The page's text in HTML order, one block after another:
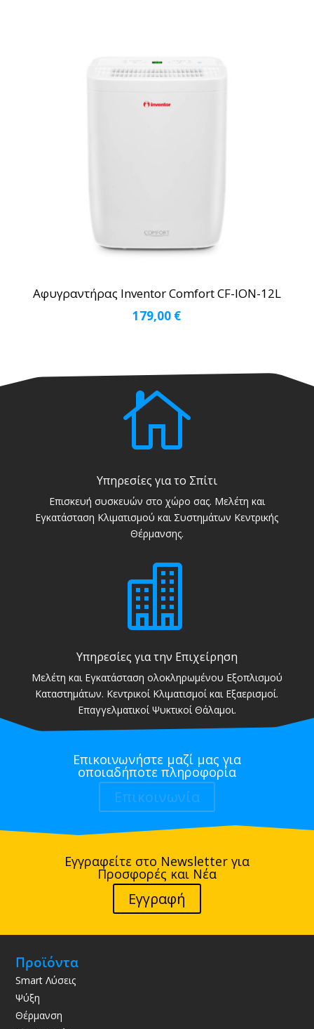
Αφυγραντήρας Inventor Comfort CF-ION-12L
179,00 €

Υπηρεσίες για το Σπίτι
Επισκευή συσκευών στο χώρο σας. Μελέτη και
Εγκατάσταση Κλιματισμού και Συστημάτων Κεντρικής
Θέρμανσης.

Υπηρεσίες για την Επιχείρηση
Μελέτη και Εγκατάσταση ολοκληρωμένου Εξοπλισμού
Καταστημάτων. Κεντρικοί Κλιματισμοί και Εξαερισμοί.
Επαγγελματικοί Ψυκτικοί Θάλαμοι.
Επικοινωνήστε μαζί μας για
οποιαδήποτε πληροφορία
Επικοινωνία
Εγγραφείτε στο Newsletter για
Προσφορές και Νέα
Εγγραφή
Προϊόντα
Smart Λύσεις
Ψύξη
Θέρμανση